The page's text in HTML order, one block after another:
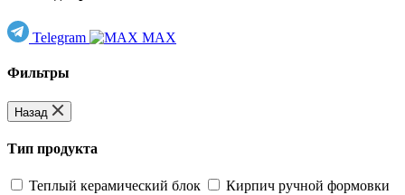
Telegram MAX
Фильтры
Назад
Тип продукта
Теплый керамический блок
Кирпич ручной формовки